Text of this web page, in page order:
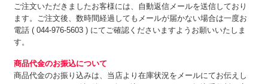
ご注文いただきましたお客様には、自動返信メールを送信しており
ます。ご注文後、数時間経過してもメールが届かない場合は一度お
電話 ( 044-976-5603 ) にてご確認くださいますようお願いいたしま
す。
商品代金のお振込について
商品代金のお振り込みは、 当店より在庫状況をメールにてお伝えし